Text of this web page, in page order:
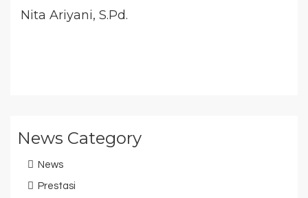
Nita Ariyani, S.Pd.
News Category
News
Prestasi